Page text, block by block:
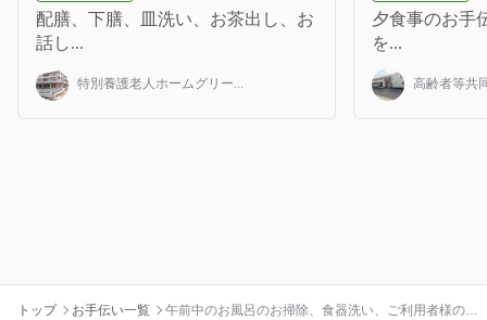
配膳、下膳、皿洗い、お茶出し、お
話し...
特別養護老人ホームグリー...
夕食事のお手
を...
高齢者等共
トップ お手伝い一覧
午前中のお風呂のお掃除、食器洗い、ご利用者様の見